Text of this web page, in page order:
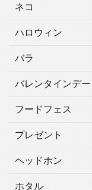
ネコ
ハロウィン
バラ
バレンタインデー
フードフェス
プレゼント
ヘッドホン
ホタル